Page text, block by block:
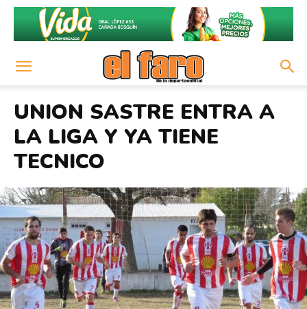
UNION SASTRE ENTRA A
LA LIGA Y YA TIENE
TECNICO